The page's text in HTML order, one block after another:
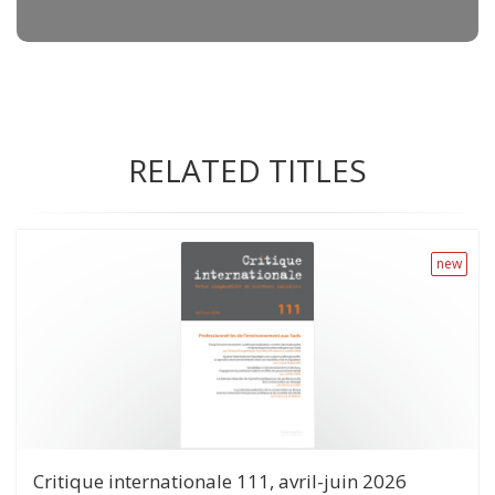
RELATED TITLES
new
Critique internationale 111, avril-juin 2026